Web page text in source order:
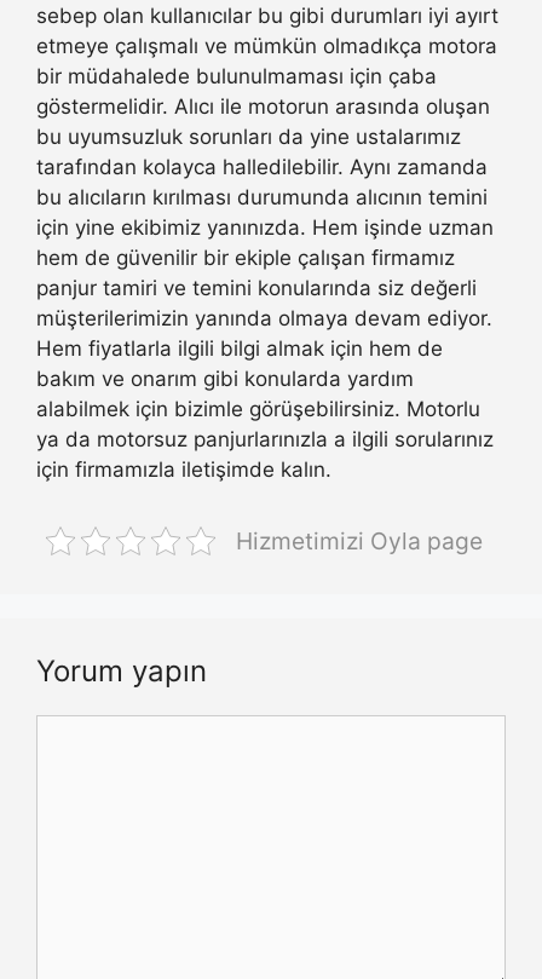
sebep olan kullanıcılar bu gibi durumları iyi ayırt
etmeye çalışmalı ve mümkün olmadıkça motora
bir müdahalede bulunulmaması için çaba
göstermelidir. Alıcı ile motorun arasında oluşan
bu uyumsuzluk sorunları da yine ustalarımız
tarafından kolayca halledilebilir. Aynı zamanda
bu alıcıların kırılması durumunda alıcının temini
için yine ekibimiz yanınızda. Hem işinde uzman
hem de güvenilir bir ekiple çalışan firmamız
panjur tamiri ve temini konularında siz değerli
müşterilerimizin yanında olmaya devam ediyor.
Hem fiyatlarla ilgili bilgi almak için hem de
bakım ve onarım gibi konularda yardım
alabilmek için bizimle görüşebilirsiniz. Motorlu
ya da motorsuz panjurlarınızla a ilgili sorularınız
için firmamızla iletişimde kalın.
Hizmetimizi Oyla page
Yorum yapın